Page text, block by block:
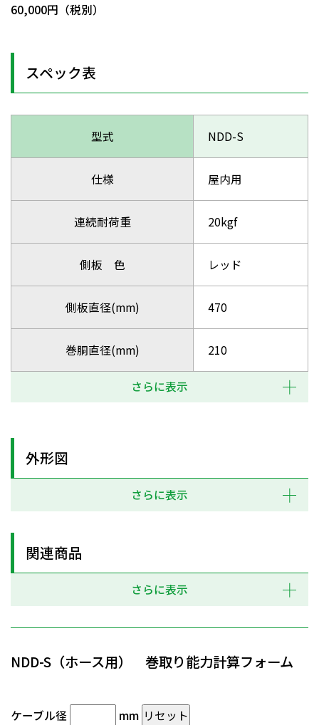
60,000円（税別）
スペック表
型式 NDD-S
仕様 屋内用
連続耐荷重 20kgf
側板 色 レッド
側板直径(mm) 470
巻胴直径(mm) 210
さらに表示
外形図
さらに表示
関連商品
さらに表示
NDD-S（ホース用） 巻取り能力計算フォーム
ケーブル径 mm